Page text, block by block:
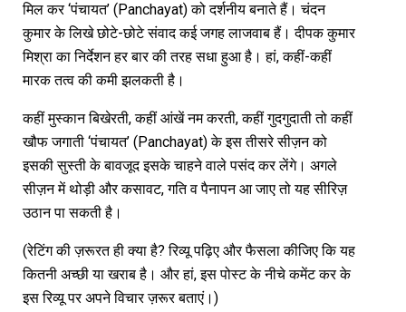
मिल कर ‘पंचायत’ (Panchayat) को दर्शनीय बनाते हैं। चंदन
कुमार के लिखे छोटे-छोटे संवाद कई जगह लाजवाब हैं। दीपक कुमार
मिश्रा का निर्देशन हर बार की तरह सधा हुआ है। हां, कहीं-कहीं
मारक तत्व की कमी झलकती है।
कहीं मुस्कान बिखेरती, कहीं आंखें नम करती, कहीं गुदगुदाती तो कहीं
खौफ जगाती ‘पंचायत’ (Panchayat) के इस तीसरे सीज़न को
इसकी सुस्ती के बावजूद इसके चाहने वाले पसंद कर लेंगे। अगले
सीज़न में थोड़ी और कसावट, गति व पैनापन आ जाए तो यह सीरिज़
उठान पा सकती है।
(रेटिंग की ज़रूरत ही क्या है? रिव्यू पढ़िए और फैसला कीजिए कि यह
कितनी अच्छी या खराब है। और हां, इस पोस्ट के नीचे कमेंट कर के
इस रिव्यू पर अपने विचार ज़रूर बताएं।)